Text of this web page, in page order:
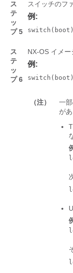
ス
テ
ッ
プ 5
スイッチのフ
例:
ス
テ
ッ
プ 6
NX-OS イメー
例:
（注）
一
があ